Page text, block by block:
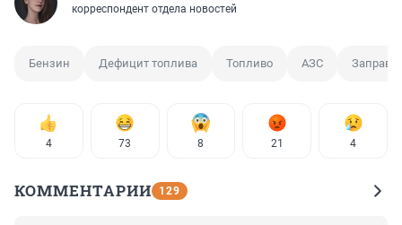
корреспондент отдела новостей
Бензин Дефицит топлива Топливо АЗС
4 73 8 21 4
КОММЕНТАРИИ 129